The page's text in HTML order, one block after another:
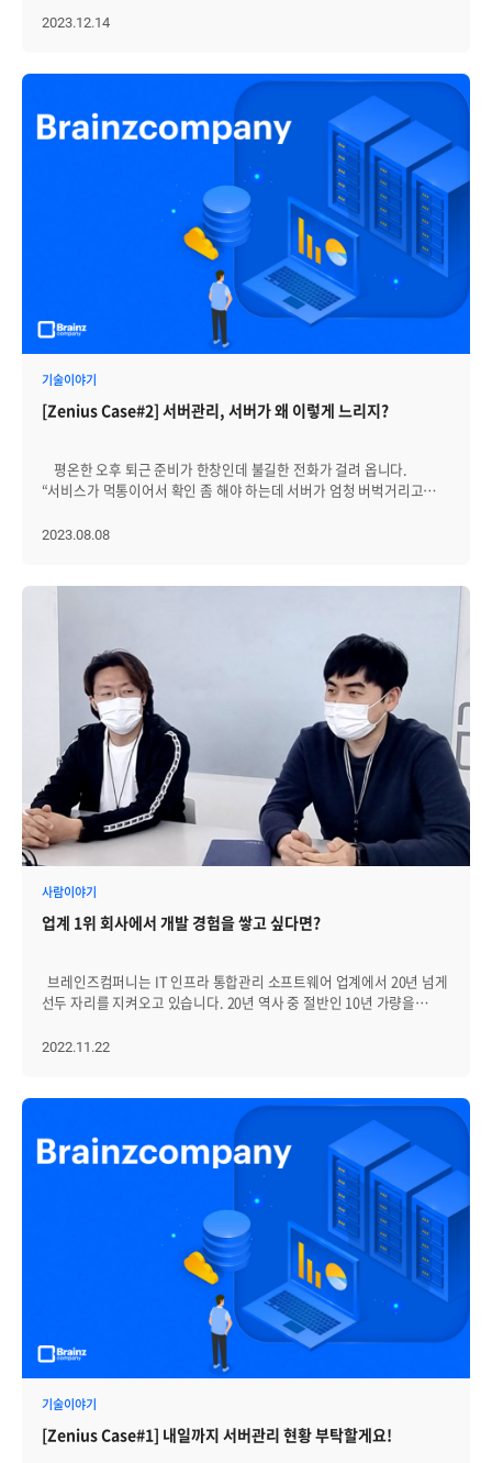
선택 > 편집 > 랙 장비 설정] 1. 배치한 랙 장비를 클릭 후 오른쪽 속성의
오른쪽 버튼을 클릭하여 장비 추가를 선택합니다. 4. 랙 혹은 불용공간을
오른쪽 클릭하여 장비를 확장합니다. 5. 불용공간을 오른쪽 클릭하여
장비명을 변경합니다. 6. 랙과 관련된 FMS OID 정보를 추가합니다.
Step 5. [EMS > 토폴로지 > 등록맵 선택 > 편집 > 랙 실장도 배치하기] 1.
배치한 랙 장비를 오른쪽 클릭합니다 2. 랙 실장도 추가를 클릭합니다. 3.
랙 실장도를 드래그하여 원하는 위치에 배치합니다. Step 6. [EMS >
토폴로지 > 등록맵 선택 > 편집 > 장비 설정 : 임의장비 상태 표시] 1.
배치한 장비를 클릭 후 오른쪽 속성의 장비 설정을 클릭합니다. 2.
해당하는 장비를 선택한 후 오른쪽 화살표를 클릭하여 대상을
지정합니다. 3. 확인버튼을 클릭하여 설정을 저장합니다. Step 7. [EMS
> 토폴로지 > 등록맵 선택 > 편집 > 장비 설정 : 데이터라벨 설정] 1.
배치한 데이터라벨을 클릭합니다. 2. 타이틀을 수정합니다. 3. OID
설정을 클릭합니다. 4. 표시할 대상(OID 데이터)을 클릭후 오른쪽으로
이동합니다. 5. 확인 버튼을 눌러 저장합니다. Step 8. [ EMS > 토폴로지
> 등록맵 선택 > 편집 > 자산 정보 입력(공통)] 1. 장비를 클릭하고, ‘자산
정보를 입력합니다. 3. ‘확인’ 버튼을 눌러 저장하고, 필요 시 라벨에
토폴로지 구성이 가능하며, 이를 통해 직관적인 운영 환경과 신속한 장애
대응 체계를 구축할 수 있습니다. Zenius EMS에서 랙 실장도 기반
랙 단위로 정밀하게 구성하고, 실시간 상태 정보와 자산 데이터를 함께
다양한 운영 업무를 보다 체계적이고 효율적으로 수행할 수 있으며, 운영
사례를 통해 살펴보겠습니다. Case 1. 랙 구성 파악 및 장애 대응 속도
향상 앞서 소개한 구성 절차를 따라 랙 실장도를 구축하면, 전산실
내부의 실제 공간 구조를 정밀하게 반영한 토폴로지를 구성할 수
있습니다. 이러한 실장도 기반 구성은 단순히 장비 위치를 기록하는 데
그치지 않고, 장비 간 물리적 배치 관계와 연결 경로를 시각적으로
확인할 수 있게 해줍니다. 즉, 각 장비가 어떤 랙에 설치되어 있는지, 몇
번째 유닛(Unit)에 위치하는지 파악할 수 있습니다. 이는 특히 장애 발생
시 뛰어난 효과를 발휘합니다. 운영자는 문제 발생 장비의 정확한 물리적
위치를 즉시 식별할 수 있어, 현장 대응 시간을 최소화하고, 중복 조치나
잘못된 장비 접근으로 인한 2차 리스크를 방지할 수 있습니다. [랙
실장도 기반 구성한 토폴로지의 예시] Zenius EMS의 실장도
표현되며, 복잡한 전산실 구조를 누구나 직관적으로 이해하고 대응할 수
있도록 지원합니다. Case 2. 이벤트 기반 실시간 모니터링 전산실
운영에서 가장 중요한 요소 중 하나는 구성 상태와 장애 상황을
모니터링 도구만으로는 장비의 실제 위치나 배치 상태를 파악하는 데
한계가 있으며, 물리적 구성 정보가 부족할 경우 원인 분석과 복구
위해, 랙 실장도와 연동된 이벤트 시각화 기능을 제공합니다. 장애
마우스를 해당 장비 위에 올려두거나 클릭하는 것만으로도 이벤트의
상세 내용과 관련 장비 간의 연결 상태를 바로 확인할 수 있어, 복잡한
구조 속에서도 빠르고 정확한 대응이 가능합니다. [랙 실장도를 통한
장비 이벤트 확인 사례] 마우스 오버 시: 장비 상단에 주요 장애 유형 또는
정보, 이벤트 발생 시간, 장애 심각도 등 상세 내용이 팝업으로
Zenius EMS의 랙 실장도 기반 토폴로지 기능은 실제 현장에서 높은
운영 효과를 입증하고 있으며, 대표적인 사례로 전국 시도 교육청의
통합관제센터를 들 수 있습니다. 교육청 전산망은 다양한 제조사의
장비가 혼재된 복잡한 구조로, 장애 발생 시 빠르고 정확한 대응이
필수적입니다. 도입 이전에는 논리적 구성도와 장비 목록에 의존해
물리적 위치를 확인해야 했고, 이로 인해 장애 식별과 현장 대응에
시간이 지연되는 문제가 반복되었습니다. Zenius EMS를 도입한 이후,
각 교육청은 실제 전산실 구조를 기반으로 랙 실장도를 정밀하게 구성할
시각화되어 누구나 직관적으로 장애 상황을 인지하고 대응할 수 있게
수 있습니다. [4] 클라우드 서비스 지원 쿠버네티스 활용을 비롯한
있습니다. 제니우스는 모든 클라우드 환경(퍼블릭, 프라이빗,
하이브리드)에 대한 모니터링이 가능하여, 클라우드 서비스 안정성과
효율성을 크게 높여줍니다. 제니우스(Zenius)는 앞서 살펴 본
금융기관뿐 아니라, 공공기관과 기업을 포함한 1,000곳 이상에서
제니우스를 통해 성공적인 IT 인프라를 관리하시기 바랍니다.
어떻게 알렸는지 2) 참관객분들의 반응은 어땠는지를 자세하게
있으니 주목해 주세요! 。。。。。。。。。。。。 선근님
인터뷰 국내 바이어 VIP 그룹 투어 전시회 첫날이었던 29일(수), 과기부
장관·국회의원·주요기업 임원진 등 주요 VIP 대상으로
브레인즈컴퍼니를 소개하는 시간이 있었습니다. 소개는 브레인즈 그룹
대표인 선근님께서 진행해 주셨어요! 선근님께서는 브레인즈컴퍼니
·에이프리카 회사와 제품 소개를 시작으로, “앞으로 인공지능(AI)와
클라우드 분야를 선두하는 기업으로 거듭나겠다."라는 멋진 포부도
밝혀주셨습니다. 이번 소프트웨이브2023에서 브레인즈컴퍼니는,
다양한 콘텐츠로 참관객분들께 다가가려고 노력했는데요. 특히
프론트월, 백월 공간으로 나누어 설명한 부분이 좋은 반응을
얻었습니다. 참관객분들의 이목을 사로잡은 대시보드 제품별
브로슈어, 대시보드, 구축사례 안내 “대시보드가 너무 예뻐요”
프론트월에서 가장 많이 언급된 Best 답변 1위랍니다! 많은
참관객분들께서 제니우스의 통합 대시보드와 서비스 종합상황판
대시보드 등을 요리조리 살펴보셨는데요. “통합관제는 가시성이
가시성도 뛰어나고, 고객사 성격에 맞는 커스터마이징도 가능하며,
듯 부스에 들어올 수밖에 없었어요(웃음)” 라며 브레인즈컴퍼니와
제니우스 제품에 칭찬을 아낌없이 해주셨습니다! 이처럼
제니우스의 대시보드는 고객사 IT 업무 및 서비스 운영 현황을 한눈에
구현해 드리고 있어요. 공공기관·대기업·금융권 등 1,000여 개의
제니우스 핵심제품을 한눈에 제니우스 제품별 소개, 시연 안내
담당자 엔지니어분들께서 제품 안내를 도와드렸습니다. 제니우스
EMS 제품을 통해 참관객분들께 통합관리 관제의 중요성, 실제 사례, 각
인프라별 관제의 중요성 등을 전달드렸었는데요. “실제 사례를 직접
눈으로 확인해 보니, 우리 회사에 도입하면 장애 예측이나 장애 시
대응에 편리할 것 같아요.”와 같은 반응이 대부분 차지했을 정도로
호응도가 좋았습니다. 제니우스 APM 또한, 사용자 관점에서 응답
시간관리가 점점 중요해지고 있음에 따라 EMS와 연계해서 사용할 수
있다는 ‘접근성’ 면에서 좋은 반응을 보여주셨는데요. “여러 제품을 쓰지
않아도, 제니우스 하나면 모든 관제가 가능하네요! APM을 도입해서
사용하면 한눈에 관리가 편할 것 같아요.”와 같은 뿌듯한 피드백을
주셨답니다. 。。。。。。。。。。。。 3일 동안
소통하며, 브레인즈컴퍼니와 자사 제품을 더 널리 알릴 수 있던
기회였습니다. 특히 브레인즈컴퍼니와 제니우스 제품에 대해 이미
관심을 갖고 방문해 주신 참관객분들이 많다는 점에서 뿌듯하기도
주셔서 감사드립니다?‍♀️ 앞으로도 브레인즈컴퍼니는 고객분들께 좀 더
적극적으로 다가가기 위한 행사, 콘텐츠 등을 보여드릴게요. 여러분들의
1탄도 있어요
2023.12.14
기술이야기
[Zenius Case#2] 서버관리, 서버가 왜 이렇게 느리지?
평온한 오후 퇴근 준비가 한창인데 불길한 전화가 걸려 옵니다.
“서비스가 먹통이어서 확인 좀 해야 하는데 서버가 엄청 버벅거리고
겪어보았을 급작스러운 Linux 서버의 상태 이슈! 불행하게도 무척이나
SWAP 상태 확인하기 3. 디스크 상태 확인하기 Zenius를 통한 데이터
추이 분석!! 장애의 발생은 순식간에 일어나지만, 장애 발생 시점의
데이터만을 확인해서는 원인을 파악하기가 쉽지 않은 경우가 많습니다.
Zenius를 활용하여 앞서 정한 체크리스트를 빠르게 확인해 봅시다. 1.
서버의 CPU 부하 확인하기 - CPU 부하 확인의 Point는 Load Average
Load Average는 CPU 사용 대기 중인 프로세스와 I/O 완료를 대기하고
있는 프로세스의 수를 의미합니다. 따라서, Load Average가 높다는
것은 CPU가 바쁘며 시스템에 걸리는 부하가 있다는 뜻입니다. 화면과
같이 1분, 5분, 15분의 로드 평균을 확인 해 보도록 합시다. 1분 로드
평균은 순간적으로 증가하는 경우가 있지만, 5분 15분 데이터상에도
이전과 비교하였을 때 높은 수치를 보인다면, CPU의 부하가 의심스러운
상황입니다. 그렇다면 CPU의 사용률과 I/O 대기율은 어떨까요?
user가 사용한 CPU 사용률은 일정하지만, Iowait 수치가 올라간 것을
부하로 판단할 수 있고, 자세히는 메모리나 프로세스의 현황 확인이
자체의 리소스 부족이라 볼 수 있습니다. 2. BUFFER, CACHE, SWAP
상태 확인하기 - 메모리 사용률과 Swap, Buffer, Cache 메모리
사용률이 높다 = 서버에 부하가 있다?? 답은 No !! Linux 서버의 메모리
우리는 그 추이를 통하여 이슈를 확인하는 것이 중요합니다. 위의 검은
있습니다. 이런 경우 서버의 메모리 사용은 안정적인 영역에서
이루어진다고 판단이 가능합니다. 그 이유는 실제 메모리 사용량과
Buffer/Cache에 할당량의 수치가 할당 가능한 수치 내에서 이루어지기
때문에 사용률이 유지된다고 볼 수 있기 때문입니다. 반면 흰 바탕의
그래프는 메모리 사용률이 점차 증가하며 결국 100%까지 도달한 것을
확인할 수 있는데요, 이경우에는 프로세스가 연산에 필요한 공간을
할당받지 못하여 프로세스 행이 발생하게 됩니다. 그렇다면 Buffer
Cache Swap은 어떨까요? 먼저 Buffer Cache에 관해 확인 해 보도록
하겠습니다. *Buffer – 메타데이터를 메모리에 저장. *Cache – Page
Cache, Slab을 메모리에 저장. 쉽게 말해, 둘 다 용도에 맞는 정보를
저장하여 수행 속도에 도움을 주는 영역입니다. 메모리 사용량이
늘어나면 이 Buffer, Cache 영역이 줄어들게 되고, 저장 영역이
줄어든다는 것은 속도가 떨어져 성능 저하로 이어지게 됩니다. 아래
그래프는 메모리 사용률이 올라가고 있는 상태의 서버 데이터입니다.
그래프를 통해 메모리 사용률이 올라갈수록 Buffer, Cache 영역이
줄어드는 것을 확인할 수 있습니다. 그렇다면 이 시점의 I/O는
어떨까요? 보시는 바와 같이 Iowait 수치가 급격히 올라갔음을 확인
2023.08.08
사람이야기
업계 1위 회사에서 개발 경험을 쌓고 싶다면?
브레인즈컴퍼니는 IT 인프라 통합관리 소프트웨어 업계에서 20년 넘게
선두 자리를 지켜오고 있습니다. 20년 역사 중 절반인 10년 가량을
개발하고 있다는 자부심으로 근무 중인 백엔드 개발자, 신호진님&
부탁드릴게요. 호진님: 안녕하세요. 2014년에 입사해 개발1그룹
인프라코어팀에서 근무 중인 신호진입니다. 첫 직장이
브레인즈컴퍼니라, 이제 8년차에 접어든 백엔드 개발자입니다.
범호님: 저는 2012년에 입사해서 10년이 흘렀네요. 개발2그룹
인프라웹팀에서 근무 중인 프런트엔드 개발자 김범호입니다. Q. 각자
맡고 있는 업무에 대해 설명해 주세요.
호진님: 브레인즈컴퍼니의 지능형 IT 인프라 통합관리
소프트웨어인 ZENIUS EMS(제니우스 이엠에스)의 통보 매니저,
MRTG 매니저, 서버 Agent를 담당하고 있어요. 통보 매니저는 장애
발생 시 메일, 문자, App 등으로 통보해 사용자가 인지할 수 있도록
하고요. MRTG매니저는 다양한 IT 인프라에 대해 모니터링 분석
데이터를 제공해요. 서버 Agent는 장애 감시, OS 별 성능항목 초 단위
모니터링, 프로세스 모니터링을 제공합니다. 범호님: 호진님 팀에서
실시간 모니터링 작업을 통해 데이터를 수집하면, 그 수집된 데이터를
보고서나 차트, 오버뷰 등으로 사용자가 한눈에 볼 수 있도록 기획/설계/
빌려 Zenius(제니우스)에 대해 홍보해 보자면? 범호님: 긴 말이 필요
2022.11.22
기술이야기
[Zenius Case#1] 내일까지 서버관리 현황 부탁할게요!